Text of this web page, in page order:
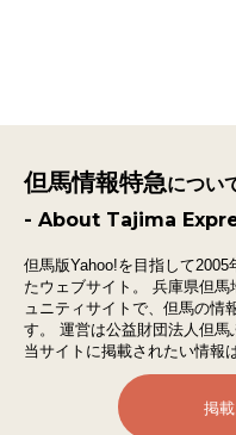
但馬情報特急につい
- About Tajima
但馬版Yahoo!を目指して
たウェブサイト。
兵庫県但馬
ュニティサイトで、 但馬の情
す。
運営は公益財団法人但馬
当サイトに掲載されたい情報
掲